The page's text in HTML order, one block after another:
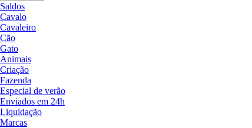
Saldos
Cavalo
Cavaleiro
Cão
Gato
Animais
Criação
Fazenda
Especial de verão
Enviados em 24h
Liquidação
Marcas